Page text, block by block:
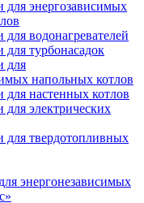
для энергозависимых
для водонагревателей
для турбонасадок
для
напольных котлов
для настенных котлов
для электрических
для твердотопливных
энергонезависимых